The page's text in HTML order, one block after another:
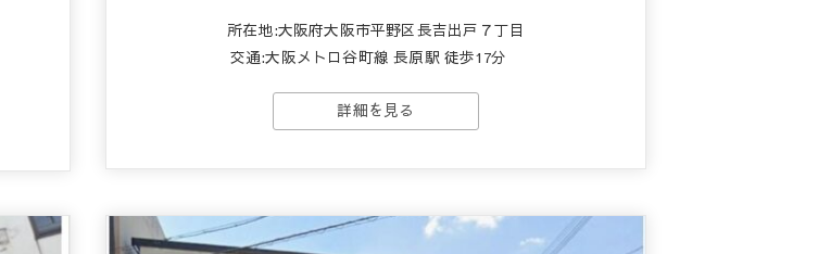
所在地:大阪府大阪市平野区長吉出戸７丁目
交通:大阪メトロ谷町線 長原駅 徒歩17分
詳細を見る